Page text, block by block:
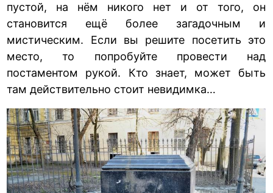
пустой, на нём никого нет и от того, он
становится ещё более загадочным и
мистическим. Если вы решите посетить это
место, то попробуйте провести над
постаментом рукой. Кто знает, может быть
там действительно стоит невидимка…